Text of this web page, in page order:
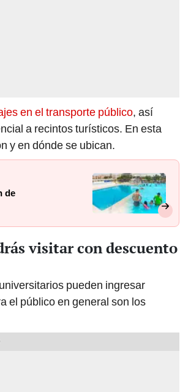
en el transporte público, así
a recintos turísticos. En esta
y en dónde se ubican.
de
visitar con descuento
pueden ingresar
el público en general son los